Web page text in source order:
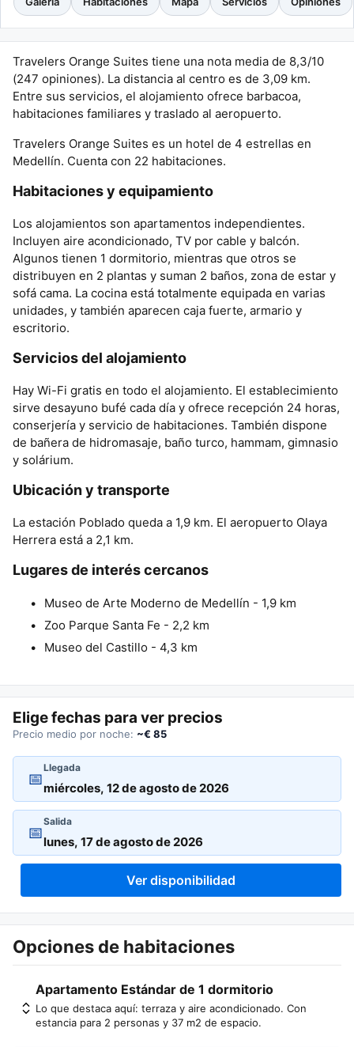
Travelers Orange Suites tiene una nota media de 8,3/10
(247 opiniones). La distancia al centro es de 3,09 km.
Entre sus servicios, el alojamiento ofrece barbacoa,
habitaciones familiares y traslado al aeropuerto.
Travelers Orange Suites es un hotel de 4 estrellas en
Medellín. Cuenta con 22 habitaciones.
Habitaciones y equipamiento
Los alojamientos son apartamentos independientes.
Incluyen aire acondicionado, TV por cable y balcón.
Algunos tienen 1 dormitorio, mientras que otros se
distribuyen en 2 plantas y suman 2 baños, zona de estar y
sofá cama. La cocina está totalmente equipada en varias
unidades, y también aparecen caja fuerte, armario y
escritorio.
Servicios del alojamiento
Hay Wi-Fi gratis en todo el alojamiento. El establecimiento
sirve desayuno bufé cada día y ofrece recepción 24 horas,
conserjería y servicio de habitaciones. También dispone
de bañera de hidromasaje, baño turco, hammam, gimnasio
y solárium.
Ubicación y transporte
La estación Poblado queda a 1,9 km. El aeropuerto Olaya
Herrera está a 2,1 km.
Lugares de interés cercanos
Museo de Arte Moderno de Medellín - 1,9 km
Zoo Parque Santa Fe - 2,2 km
Museo del Castillo - 4,3 km
Elige fechas para ver precios
Precio medio por noche: ~€ 85
📅
Llegada
📅
Salida
Ver disponibilidad
Opciones de habitaciones
Apartamento Estándar de 1 dormitorio
Lo que destaca aquí: terraza y aire acondicionado. Con
estancia para 2 personas y 37 m2 de espacio.